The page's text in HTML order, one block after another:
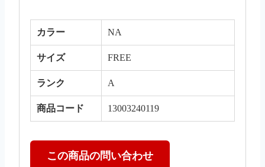
カラー NA
サイズ FREE
ランク A
商品コード 13003240119
この商品の問い合わせ